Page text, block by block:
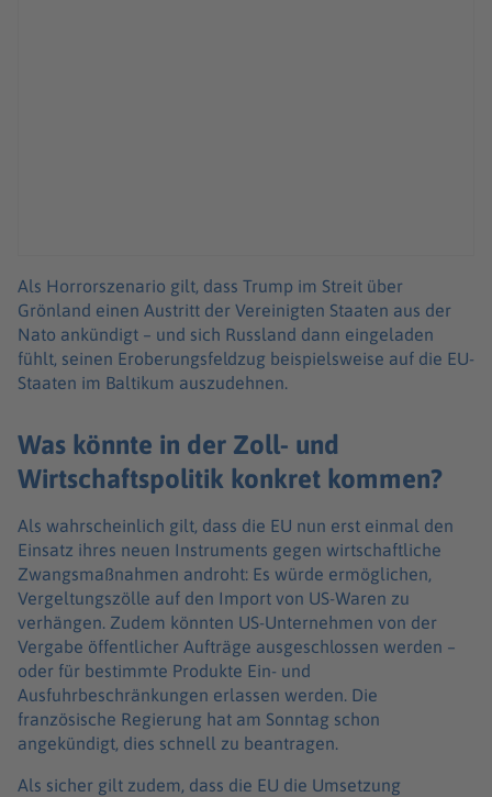
Als Horrorszenario gilt, dass Trump im Streit über
Grönland einen Austritt der Vereinigten Staaten aus der
Nato ankündigt – und sich Russland dann eingeladen
fühlt, seinen Eroberungsfeldzug beispielsweise auf die EU-
Staaten im Baltikum auszudehnen.
Was könnte in der Zoll- und
Wirtschaftspolitik konkret kommen?
Als wahrscheinlich gilt, dass die EU nun erst einmal den
Einsatz ihres neuen Instruments gegen wirtschaftliche
Zwangsmaßnahmen androht: Es würde ermöglichen,
Vergeltungszölle auf den Import von US-Waren zu
verhängen. Zudem könnten US-Unternehmen von der
Vergabe öffentlicher Aufträge ausgeschlossen werden –
oder für bestimmte Produkte Ein- und
Ausfuhrbeschränkungen erlassen werden. Die
französische Regierung hat am Sonntag schon
angekündigt, dies schnell zu beantragen.
Als sicher gilt zudem, dass die EU die Umsetzung